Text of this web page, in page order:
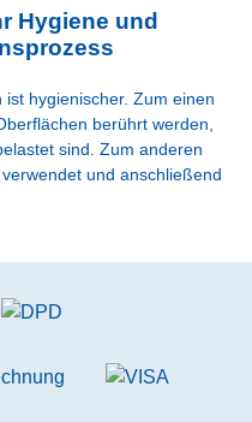
Hygiene und
hygienischer. Zum einen
berührt werden,
sind. Zum anderen
und anschließend